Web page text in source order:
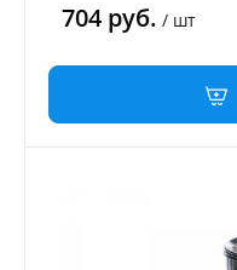
704 руб. / шт